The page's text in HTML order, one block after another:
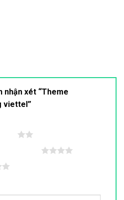
nhận xét “Theme
viettel”